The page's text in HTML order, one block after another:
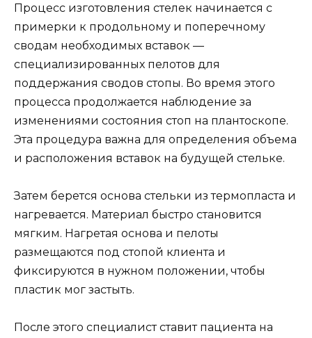
Процесс изготовления стелек начинается с
примерки к продольному и поперечному
сводам необходимых вставок —
специализированных пелотов для
поддержания сводов стопы. Во время этого
процесса продолжается наблюдение за
изменениями состояния стоп на плантоскопе.
Эта процедура важна для определения объема
и расположения вставок на будущей стельке.
Затем берется основа стельки из термопласта и
нагревается. Материал быстро становится
мягким. Нагретая основа и пелоты
размещаются под стопой клиента и
фиксируются в нужном положении, чтобы
пластик мог застыть.
После этого специалист ставит пациента на